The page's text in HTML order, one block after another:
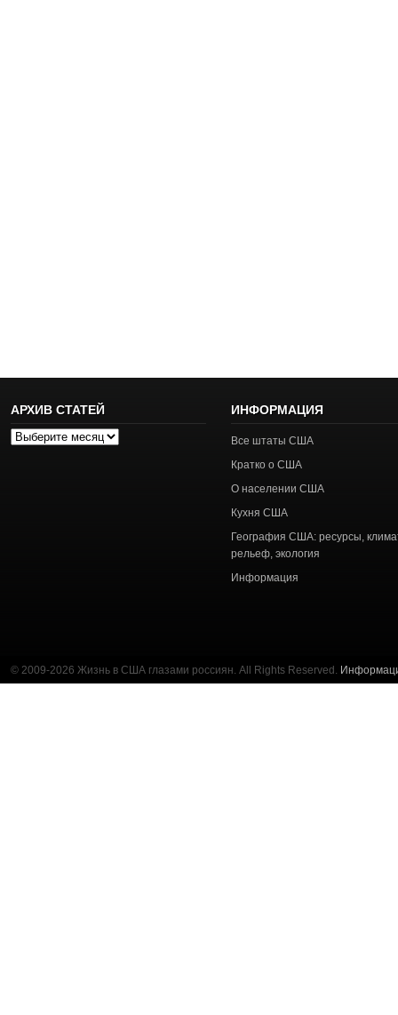
АРХИВ СТАТЕЙ
Архив
ИНФОРМАЦИЯ
Все штаты США
Кратко о США
О населении США
Кухня США
География США: ресурсы,
рельеф, экология
Информация
© 2009-2026 Жизнь в США глазами россиян. All Rights Reserved.